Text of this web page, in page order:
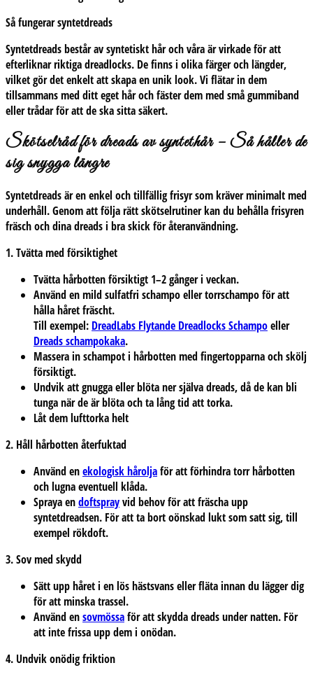
Så fungerar syntetdreads
Syntetdreads består av syntetiskt hår och våra är virkade för att
efterliknar riktiga dreadlocks. De finns i olika färger och längder,
vilket gör det enkelt att skapa en unik look. Vi flätar in dem
tillsammans med ditt eget hår och fäster dem med små gummiband
eller trådar för att de ska sitta säkert.
Skötselråd för dreads av syntethår – Så håller de
sig snygga längre
Syntetdreads är en enkel och tillfällig frisyr som kräver minimalt med
underhåll. Genom att följa rätt skötselrutiner kan du behålla frisyren
fräsch och dina dreads i bra skick för återanvändning.
1. Tvätta med försiktighet
Tvätta hårbotten försiktigt 1–2 gånger i veckan.
Använd en mild sulfatfri schampo eller torrschampo för att
hålla håret fräscht.
Till exempel: DreadLabs Flytande Dreadlocks Schampoeller
Dreads schampokaka.
Massera in schampot i hårbotten med fingertopparna och skölj
försiktigt.
Undvik att gnugga eller blöta ner själva dreads, då de kan bli
tunga när de är blöta och ta lång tid att torka.
Låt dem lufttorka helt
2. Håll hårbotten återfuktad
Använd enekologisk håroljaför att förhindra torr hårbotten
och lugna eventuell klåda.
Spraya endoftsprayvid behov för att fräscha upp
syntetdreadsen. För att ta bort oönskad lukt som satt sig, till
exempel rökdoft.
3. Sov med skydd
Sätt upp håret i en lös hästsvans eller fläta innan du lägger dig
för att minska trassel.
Använd ensovmössaför att skydda dreads under natten. För
att inte frissa upp dem i onödan.
4. Undvik onödig friktion